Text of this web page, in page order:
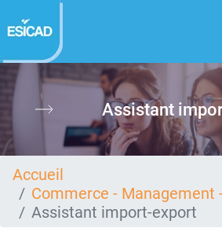
au
contenu
Assistant
Accueil
Commerce - Management
Assistant import-export